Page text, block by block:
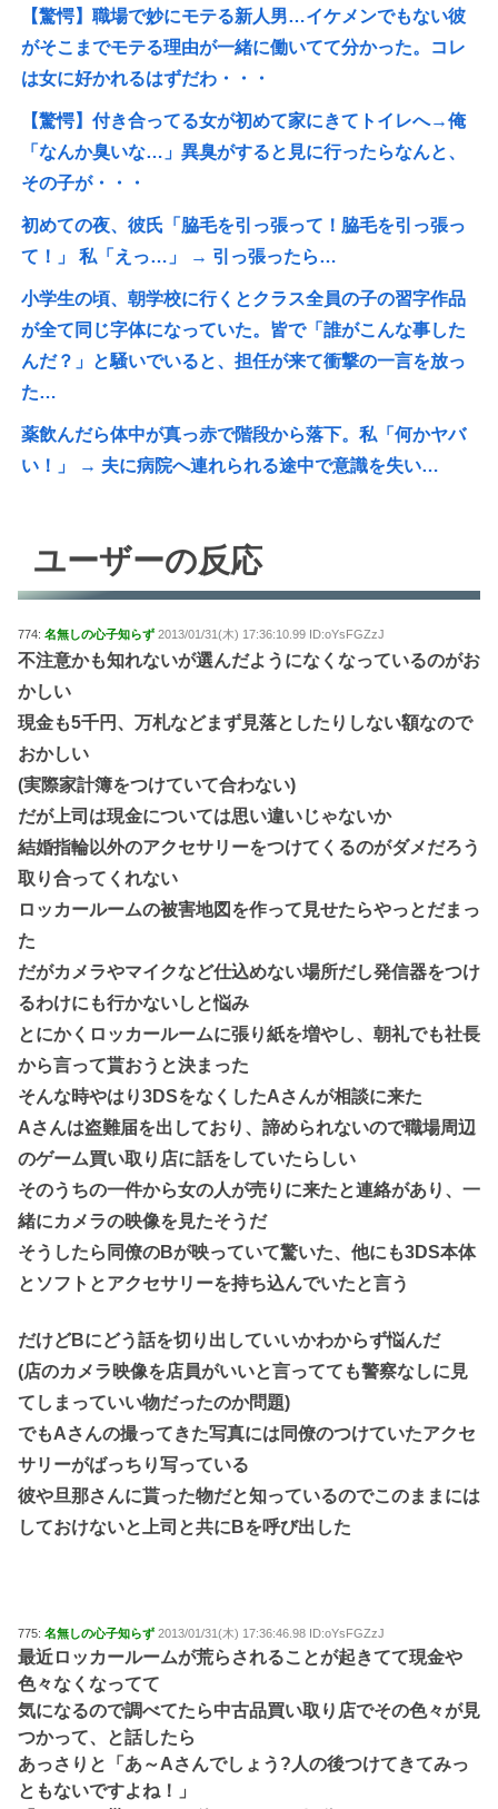
【驚愕】職場で妙にモテる新人男…イケメンでもない彼
がそこまでモテる理由が一緒に働いてて分かった。コレ
は女に好かれるはずだわ・・・
【驚愕】付き合ってる女が初めて家にきてトイレへ→俺
「なんか臭いな…」異臭がすると見に行ったらなんと、
その子が・・・
初めての夜、彼氏「脇毛を引っ張って！脇毛を引っ張っ
て！」 私「えっ…」 → 引っ張ったら…
小学生の頃、朝学校に行くとクラス全員の子の習字作品
が全て同じ字体になっていた。皆で「誰がこんな事した
んだ？」と騒いでいると、担任が来て衝撃の一言を放っ
た…
薬飲んだら体中が真っ赤で階段から落下。私「何かヤバ
い！」 → 夫に病院へ連れられる途中で意識を失い…
ユーザーの反応
774: 名無しの心子知らず 2013/01/31(木) 17:36:10.99 ID:oYsFGZzJ
不注意かも知れないが選んだようになくなっているのがお
かしい
現金も5千円、万札などまず見落としたりしない額なので
おかしい
(実際家計簿をつけていて合わない)
だが上司は現金については思い違いじゃないか
結婚指輪以外のアクセサリーをつけてくるのがダメだろう
取り合ってくれない
ロッカールームの被害地図を作って見せたらやっとだまっ
た
だがカメラやマイクなど仕込めない場所だし発信器をつけ
るわけにも行かないしと悩み
とにかくロッカールームに張り紙を増やし、朝礼でも社長
から言って貰おうと決まった
そんな時やはり3DSをなくしたAさんが相談に来た
Aさんは盗難届を出しており、諦められないので職場周辺
のゲーム買い取り店に話をしていたらしい
そのうちの一件から女の人が売りに来たと連絡があり、一
緒にカメラの映像を見たそうだ
そうしたら同僚のBが映っていて驚いた、他にも3DS本体
とソフトとアクセサリーを持ち込んでいたと言う
だけどBにどう話を切り出していいかわからず悩んだ
(店のカメラ映像を店員がいいと言ってても警察なしに見
てしまっていい物だったのか問題)
でもAさんの撮ってきた写真には同僚のつけていたアクセ
サリーがばっちり写っている
彼や旦那さんに貰った物だと知っているのでこのままには
しておけないと上司と共にBを呼び出した
775: 名無しの心子知らず 2013/01/31(木) 17:36:46.98 ID:oYsFGZzJ
最近ロッカールームが荒らされることが起きてて現金や
色々なくなってて
気になるので調べてたら中古品買い取り店でその色々が見
つかって、と話したら
あっさりと「あ～Aさんでしょう?人の後つけてきてみっ
ともないですよね！」